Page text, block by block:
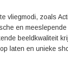
vliegmodi, zoals
en
beeldkwaliteit
laten en unieke